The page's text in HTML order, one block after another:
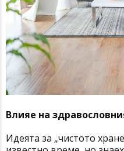
Влияе на
Идеята за „чистото